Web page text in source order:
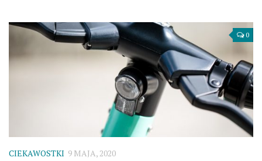
0
CIEKAWOSTKI 9 MAJA, 2020